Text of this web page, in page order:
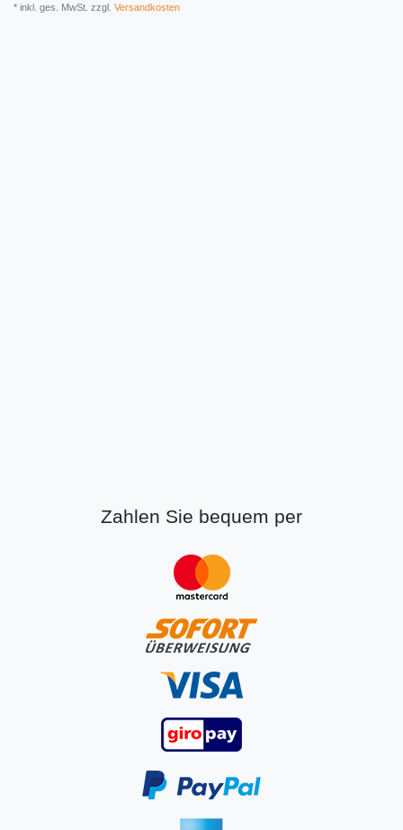
* inkl. ges. MwSt. zzgl. Versandkosten
Zahlen Sie bequem per